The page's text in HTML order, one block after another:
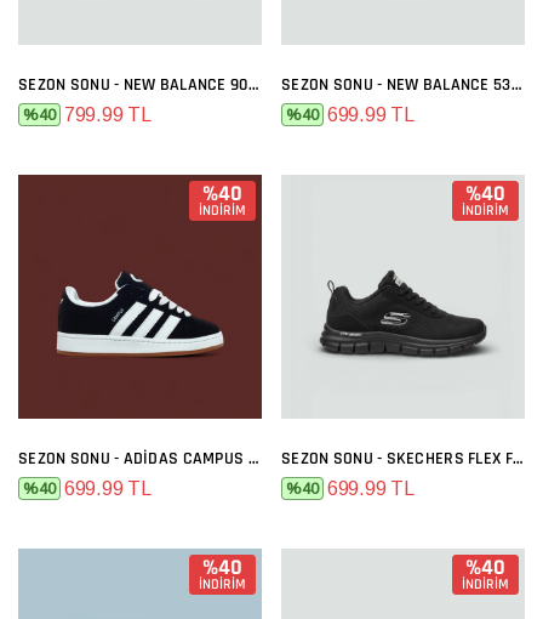
SEZON SONU - NEW BALANCE 9060 GRI FÜME
%40 799.99 TL
SEZON SONU - NEW BALANCE 530 SIYAH BEYAZ
%40 699.99 TL
%40
İNDİRİM
SEZON SONU - ADIDAS CAMPUS SIYAH BEYAZ
%40 699.99 TL
%40
İNDİRİM
SEZON SONU - SKECHERS FLEX FULL SIYAH
%40 699.99 TL
%40
İNDİRİM
%40
İNDİRİM